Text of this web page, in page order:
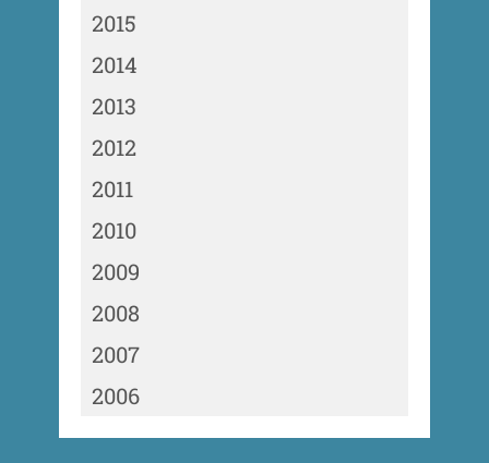
2015
2014
2013
2012
2011
2010
2009
2008
2007
2006